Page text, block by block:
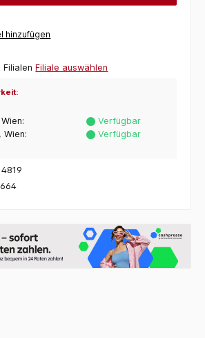
hinzufügen
Filiale auswählen
Verfügbar
Wien: Verfügbar
4819